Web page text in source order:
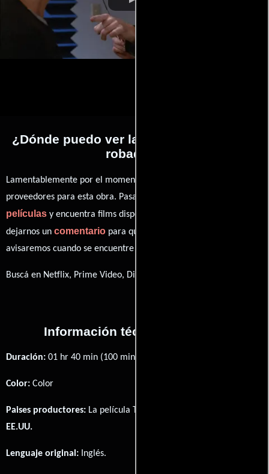
¿Dónde puedo ver la películas Pasiones
robadas?
Lamentablemente por el momento no contamos con enlaces a
proveedores para esta obra. Pasa por nuestro catálogo de
películas y encuentra films disponibles. También puedes
dejarnos un comentario para que le demos prioridad y te
avisaremos cuando se encuentre disponible
Buscá en Netflix, Prime Video, Disney+
Información técnica y general
Duración: 01 hr 40 min (100 minutos) .
Color: Color
Paises productores: La película Thief of Hearts fué producida en
EE.UU.
Lenguaje original: Inglés.